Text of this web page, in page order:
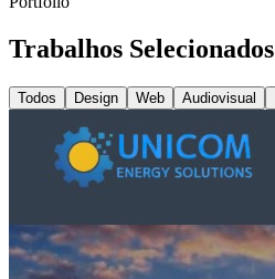
Trabalhos Selecionados
Todos Design Web Audiovisual